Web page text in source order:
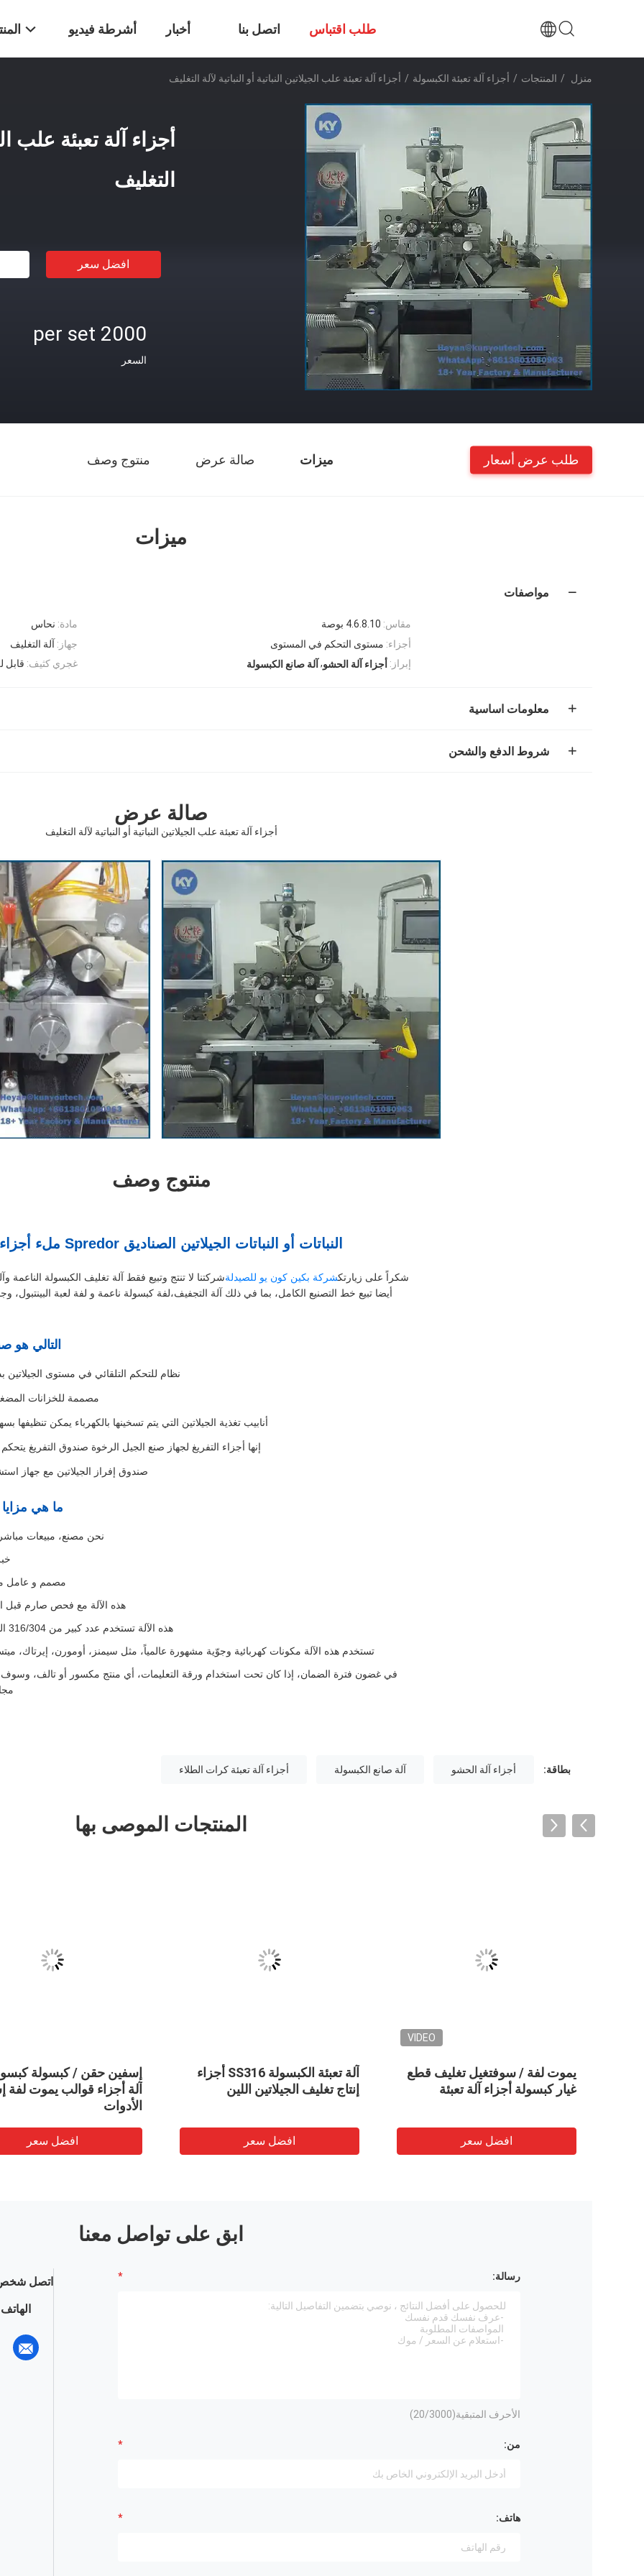
أشرطة فيديو أخبار اتصل بنا طلب اقتباس
منزل / المنتجات / أجزاء آلة تعبئة الكبسولة / أجزاء آلة تعبئة علب الجيلاتين النباتية أو النباتية لآلة التغليف
أجزاء آلة تعبئة علب
التغليف
افضل سعر
2000 per set
السعر
ميزات صالة عرض منتوج وصف طلب عرض أسعار
ميزات
مواصفات
مادة: نحاس مقاس: 4.6.8.10 بوصة
جهاز: آلة التغليف أجزاء: مستوى التحكم في المستوى
غجري كثيف: قابل إبراز: أجزاء آلة الحشو,آلة صانع الكبسولة
معلومات اساسية
شروط الدفع والشحن
صالة عرض
أجزاء آلة تعبئة علب الجيلاتين النباتية أو النباتية لآلة التغليف
منتوج وصف
النباتات أو النباتات الجيلاتين الصناديق Spredor ملء أجزاء آلة لجهاز تغليف
شكراً على زيارتكشركة بكين كون يو للصيدلةشركتنا لا تنتج وتبيع فقط آلة تغليف الكبسولة الناعمة
أيضا تبيع خط التصنيع الكامل، بما في ذلك آلة التجفيف،لفة كبسولة ناعمة و لفة لعبة البينتبول،
التالي هو
نظام للتحكم التلقائي في مستوى
مصممة للخزانات المضغوطة من
أنابيب تغذية الجيلاتين التي يتم تسخينها بالكهرباء يمكن تنظيفها بسهولة عند 75
إنها أجزاء التفريغ لجهاز صنع الجيل الرخوة صندوق التفريغ
صندوق إفراز الجيلاتين مع جهاز
ما هي مزايا
نحن مصنع، مبيعات
مصمم و عامل
هذه الآلة مع فحص صارم قبل
هذه الآلة تستخدم عدد كبير من 316/304 الفولاذ المقاوم للصدأ
تستخدم هذه الآلة مكونات كهربائية وجوّية مشهورة عالمياً، مثل سيمنز، أومورن، إيرتاك،
في غضون فترة الضمان، إذا كان تحت استخدام ورقة التعليمات، أي منتج مكسور أو تالف، وسوف
بطاقة: أجزاء آلة الحشو آلة صانع الكبسولة أجزاء آلة تعبئة كرات الطلاء
المنتجات الموصى بها
إسفين حقن / كبسولة
آلة أجزاء قوالب يموت لفة
الأدوات
افضل سعر
آلة تعبئة الكبسولة SS316 أجزاء
إنتاج تغليف الجيلاتين اللين
افضل سعر
VIDEO
يموت لفة / سوفتغيل تغليف قطع
غيار كبسولة أجزاء آلة تعبئة
افضل سعر
ابق على تواصل معنا
اتصل
رسالة:
الأحرف المتبقية( 20/3000)
من:
هاتف: